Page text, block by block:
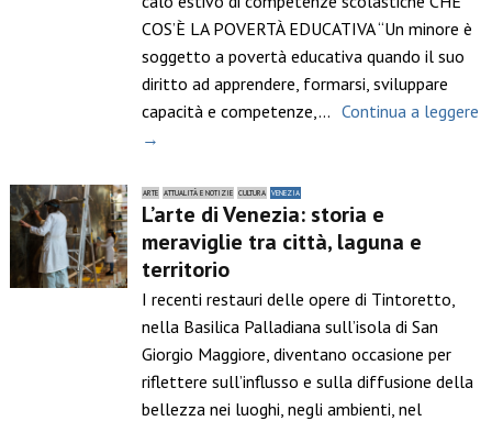
COS’È LA POVERTÀ EDUCATIVA “Un minore è
soggetto a povertà educativa quando il suo
diritto ad apprendere, formarsi, sviluppare
capacità e competenze,… Continua a leggere
→
ARTE ATTUALITÀ E NOTIZIE CULTURA VENEZIA
L’arte di Venezia: storia e
meraviglie tra città, laguna e
territorio
I recenti restauri delle opere di Tintoretto,
nella Basilica Palladiana sull’isola di San
Giorgio Maggiore, diventano occasione per
riflettere sull’influsso e sulla diffusione della
bellezza nei luoghi, negli ambienti, nel